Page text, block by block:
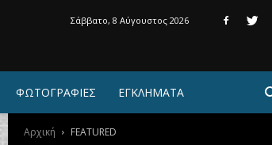
Σάββατο, 8 Αύγουστος 2026
ΦΩΤΟΓΡΑΦΙΕΣ ΕΓΚΛΗΜΑΤΑ
Αρχική FEATURED